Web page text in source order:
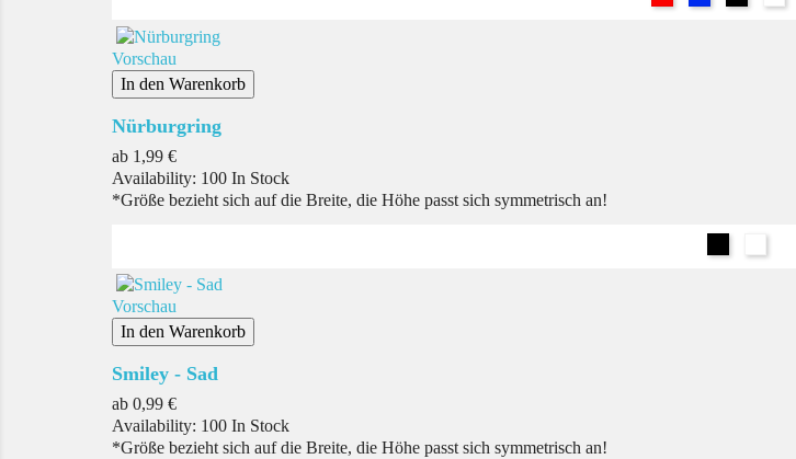
Vorschau
In den Warenkorb
Nürburgring
ab Preis
1,99 €
Availability: 100 In Stock
*Größe bezieht sich auf die Breite, die Höhe passt sich symmetrisch an!
Vorschau
In den Warenkorb
Smiley - Sad
ab Preis
0,99 €
Availability: 100 In Stock
*Größe bezieht sich auf die Breite, die Höhe passt sich symmetrisch an!